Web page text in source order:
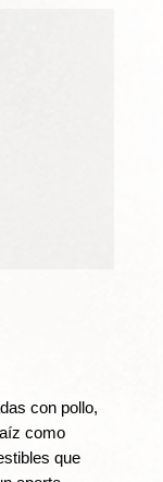
con pollo,
como
que